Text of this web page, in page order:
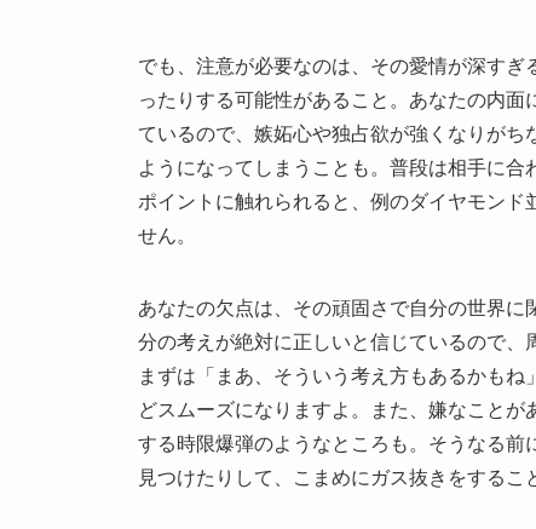
でも、注意が必要なのは、その愛情が深す
ったりする可能性があること。あなたの内
ているので、嫉妬心や独占欲が強くなりが
ようになってしまうことも。普段は相手に
ポイントに触れられると、例のダイヤモン
せん。
あなたの欠点は、その頑固さで自分の世界
分の考えが絶対に正しいと信じているので、
まずは「まあ、そういう考え方もあるかも
どスムーズになりますよ。また、嫌なこと
する時限爆弾のようなところも。そうなる
見つけたりして、こまめにガス抜きをするこ